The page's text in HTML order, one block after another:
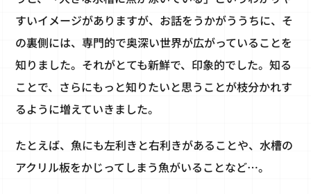
すいイメージがありますが、お話をうかがううちに、そ
の裏側には、専門的で奥深い世界が広がっていることを
知りました。それがとても新鮮で、印象的でした。知る
ことで、さらにもっと知りたいと思うことが枝分かれす
るように増えていきました。
たとえば、魚にも左利きと右利きがあることや、水槽の
アクリル板をかじってしまう魚がいることなど…。